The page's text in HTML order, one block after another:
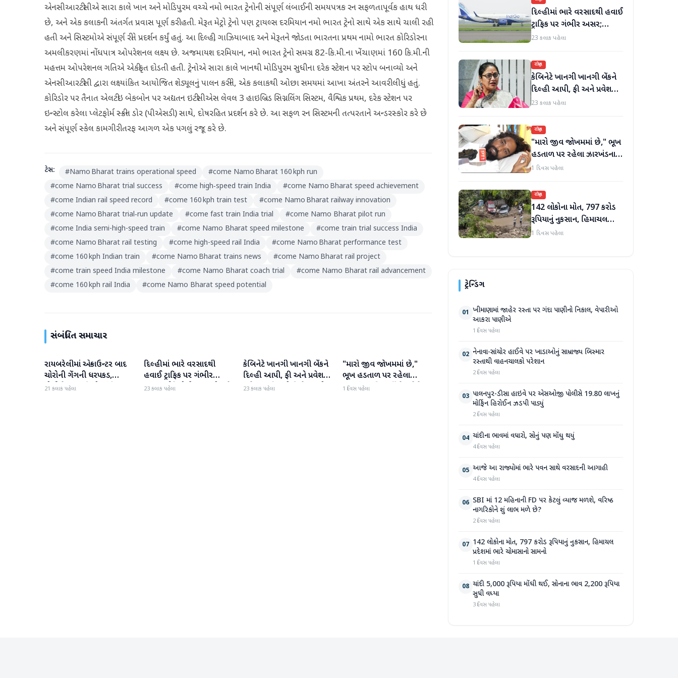
એનસીઆરટીસીએ સારા કાલે ખાન અને મોડિપુરમ વચ્ચે નમો ભારત ટ્રેનોની સંપૂર્ણ લંબાઈની સમયપત્રક રન સફળતાપૂર્વક હાથ ધરી
છે, અને એક કલાકની અંતર્ગત પ્રવાસ પૂર્ણ કરી હતી. મેરૂત મેટ્રો ટ્રેનો પણ ટ્રાયલ્સ દરમિયાન નમો ભારત ટ્રેનો સાથે એક સાથે ચાલી રહી
હતી અને સિસ્ટમોએ સંપૂર્ણ રીતે પ્રદર્શન કર્યું હતું. આ દિલ્હી, ગાઝિયાબાદ અને મેરૂતને જોડતા ભારતના પ્રથમ નામો ભારત કોરિડોરના
અમલીકરણમાં નોંધપાત્ર ઓપરેશનલ લક્ષ્ય છે. અજમાયશ દરમિયાન, નમો ભારત ટ્રેનો સમગ્ર 82-કિ.મી.ના ખેંચાણમાં 160 કિ.મી.ની
મહત્તમ ઓપરેશનલ ગતિએ એકીકૃત દોડતી હતી. ટ્રેનોએ સારા કાલે ખાનથી મોડિપુરમ સુધીના દરેક સ્ટેશન પર સ્ટોપ બનાવ્યો અને
એનસીઆરટીસી દ્વારા લક્ષ્યાંકિત આયોજિત શેડ્યૂલનું પાલન કરીને, એક કલાકથી ઓછા સમયમાં આખા અંતરને આવરી લીધું હતું.
કોરિડોર પર તૈનાત એલટીઇ બેકબોન પર અદ્યતન ઇટીસીએસ લેવલ 3 હાઇબ્રિડ સિગ્નલિંગ સિસ્ટમ, વૈશ્વિક પ્રથમ, દરેક સ્ટેશન પર
ઇન્સ્ટોલ કરેલા પ્લેટફોર્મ સ્ક્રીન ડોર (પીએસડી) સાથે, દોષરહિત પ્રદર્શન કરે છે. આ સફળ રન સિસ્ટમની તત્પરતાને અન્ડરસ્કોર કરે છે
અને સંપૂર્ણ સ્કેલ કામગીરી તરફ આગળ એક પગલું રજૂ કરે છે.
ટેગ્સ: #Namo Bharat trains operational speed #come Namo Bharat 160 kph run
#come Namo Bharat trial success #come high‑speed train India #come Namo Bharat speed achievement
#come Indian rail speed record #come 160 kph train test #come Namo Bharat railway innovation
#come Namo Bharat trial‑run update #come fast train India trial #come Namo Bharat pilot run
#come India semi-high-speed train #come Namo Bharat speed milestone #come train trial success India
#come Namo Bharat rail testing #come high-speed rail India #come Namo Bharat performance test
#come 160 kph Indian train #come Namo Bharat trains news #come Namo Bharat rail project
#come train speed India milestone #come Namo Bharat coach trial #come Namo Bharat rail advancement
#come 160 kph rail India #come Namo Bharat speed potential
સંબંધિત સમાચાર
રાષ્ટ્રીય
રાયબરેલીમાં એન્કાઉન્ટર બાદ
ચોરોની ગેંગની ધરપકડ,
પોલીસે 12.4 કિલો ચાંદીના
21 કલાક પહેલા
રાષ્ટ્રીય
દિલ્હીમાં ભારે વરસાદથી
હવાઈ ટ્રાફિક પર ગંભીર
અસર; ઈન્ડિગોએ મુસાફરો માટે
23 કલાક પહેલા
રાષ્ટ્રીય
કેબિનેટે ખાનગી ખાનગી બેંકને
દિલ્હી આપી, ફી અને પ્રવેશ
માટે નવા નિયમો વિશે જાણો
23 કલાક પહેલા
રાષ્ટ્રીય
"મારો જીવ જોખમમાં છે,"
ભૂખ હડતાળ પર રહેલા
ઝારખંડના વિદ્યાર્થી નેતા દેવેન્દ્ર
1 દિવસ પહેલા
દિલ્હીમાં ભારે વરસાદથી હવાઈ
ટ્રાફિક પર ગંભીર અસર;
ઈન્ડિગોએ મુસાફરો માટે
23 કલાક પહેલા
રાષ્ટ્રીય
કેબિનેટે ખાનગી ખાનગી બેંકને
દિલ્હી આપી, ફી અને પ્રવેશ
માટે નવા નિયમો વિશે જાણો
23 કલાક પહેલા
રાષ્ટ્રીય
"મારો જીવ જોખમમાં છે," ભૂખ
હડતાળ પર રહેલા ઝારખંડના
વિદ્યાર્થી નેતા દેવેન્દ્ર નાથ
1 દિવસ પહેલા
રાષ્ટ્રીય
142 લોકોના મોત, 797 કરોડ
રૂપિયાનું નુકસાન, હિમાચલ
પ્રદેશમાં ભારે ચોમાસાનો સામનો
1 દિવસ પહેલા
ટ્રેન્ડિંગ
01 ખીમાણામાં જાહેર રસ્તા પર ગંદા પાણીનો નિકાલ, વેપારીઓ
આકરા પાણીએ
1 દિવસ પહેલા
02 નેનાવા-સાંચોર હાઈવે પર ખાડાઓનું સામ્રાજ્ય બિસ્માર
રસ્તાથી વાહનચાલકો પરેશાન
2 દિવસ પહેલા
03 પાલનપુર-ડીસા હાઇવે પર એસઓજી પોલીસે 19.80 લાખનું
મોર્ફિન હિરોઈન ઝડપી પાડ્યું
2 દિવસ પહેલા
04 ચાંદીના ભાવમાં વધારો, સોનું પણ મોંઘુ થયું
4 દિવસ પહેલા
05 આજે આ રાજ્યોમાં ભારે પવન સાથે વરસાદની આગાહી
4 દિવસ પહેલા
06 SBI માં 12 મહિનાની FD પર કેટલું વ્યાજ મળશે, વરિષ્ઠ
નાગરિકોને શું લાભ મળે છે?
2 દિવસ પહેલા
07 142 લોકોના મોત, 797 કરોડ રૂપિયાનું નુકસાન, હિમાચલ
પ્રદેશમાં ભારે ચોમાસાનો સામનો
1 દિવસ પહેલા
08 ચાંદી 5,000 રૂપિયા મોંઘી થઈ, સોનાના ભાવ 2,200 રૂપિયા
સુધી વધ્યા
3 દિવસ પહેલા